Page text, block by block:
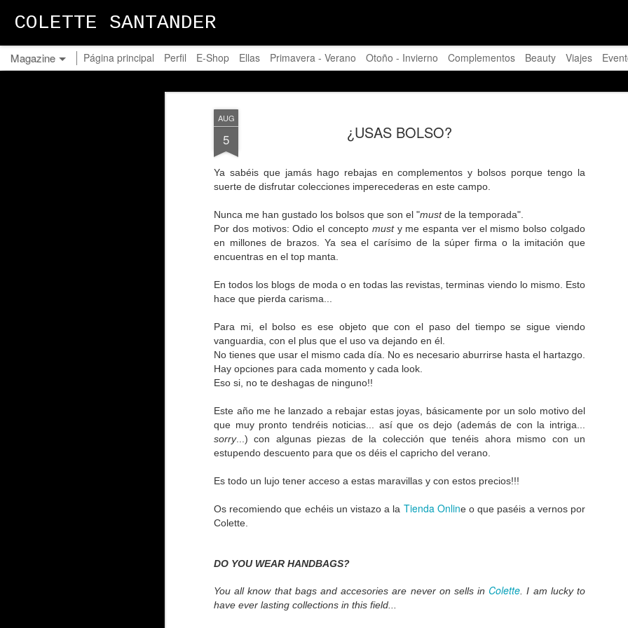
AUG
5 ¿USAS BOLSO?
Ya sabéis que jamás hago rebajas en complementos y bolsos porque tengo la
suerte de disfrutar colecciones imperecederas en este campo.
Nunca me han gustado los bolsos que son el "mustde la temporada".
Por dos motivos: Odio el concepto musty me espanta ver el mismo bolso colgado
en millones de brazos. Ya sea el carísimo de la súper firma o la imitación que
encuentras en el top manta.
En todos los blogs de moda o en todas las revistas, terminas viendo lo mismo. Esto
hace que pierda carisma...
Para mi, el bolso es ese objeto que con el paso del tiempo se sigue viendo
vanguardia, con el plus que el uso va dejando en él.
No tienes que usar el mismo cada día. No es necesario aburrirse hasta el hartazgo.
Hay opciones para cada momento y cada look.
Eso si, no te deshagas de ninguno!!
Este año me he lanzado a rebajar estas joyas, básicamente por un solo motivo del
que muy pronto tendréis noticias... así que os dejo (además de con la intriga...
sorry...) con algunas piezas de la colección que tenéis ahora mismo con un
estupendo descuento para que os déis el capricho del verano.
Es todo un lujo tener acceso a estas maravillas y con estos precios!!!
Os recomiendo que echéis un vistazo a la Tienda Online o que paséis a vernos por
Colette.
DO YOU WEAR HANDBAGS?
You all know that bags and accesories are never on sells in Colette . I am lucky to
have ever lasting collections in this field...
COLETTE SANTANDER
Magazine Página principal Perfil E-Shop Ellas Primavera - Verano Otoño - Invierno Complementos Beauty Viajes
siempre ha sido mi
El balance, el recuento de
Parece que en estos días
cantidad de trabajo me
La apertura de la nueva
una experiencia genial.
importante para mí.